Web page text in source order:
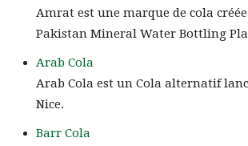
Amrat est une marque de cola
Pakistan Mineral Water Bottling
Arab Cola
Arab Cola est un Cola alternatif
Nice.
Barr Cola